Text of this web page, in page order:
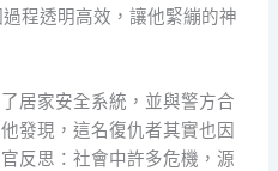
程透明高效，讓他緊繃的神
居家安全系統，並與警方合
發現，這名復仇者其實也因
反思：社會中許多危機，源